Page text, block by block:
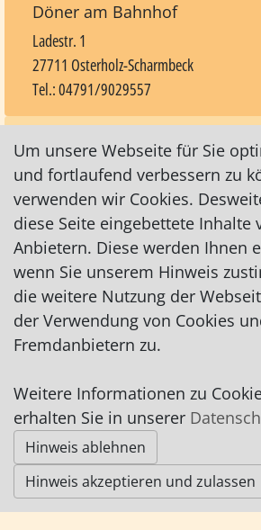
Döner am Bahnhof
Ladestr. 1
27711 Osterholz-Scharmbeck
Tel.: 04791/9029557
Impressum |Datenschutz|AGB
© Worpswede24 2015-2026
Um unsere Webseite für Sie
und fortlaufend verbessern zu
verwenden wir Cookies.
diese Seite eingebettete Inhalte
Anbietern. Diese werden Ihnen
wenn Sie unserem Hinweis
die weitere Nutzung der
der Verwendung von Cookies
Fremdanbietern zu.
Weitere Informationen zu
erhalten Sie in unserer
Hinweis ablehnen
Hinweis akzeptieren und zulassen